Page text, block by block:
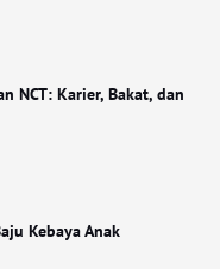
NCT: Karier, Bakat, dan
Kebaya Anak